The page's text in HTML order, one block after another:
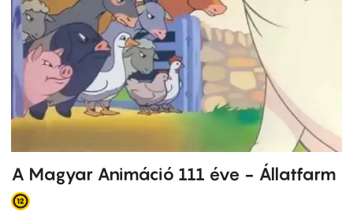
A Magyar Animáció 111 éve - Állatfarm